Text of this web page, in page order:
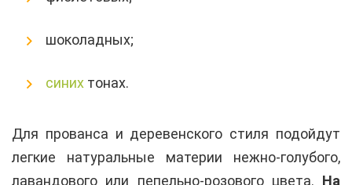
шоколадных;
синих тонах.
Для прованса и деревенского стиля подойдут
легкие натуральные материи нежно-голубого,
лавандового или пепельно-розового цвета. На